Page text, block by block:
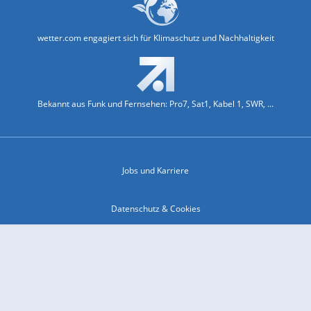
wetter.com engagiert sich für Klimaschutz und Nachhaltigkeit
Bekannt aus Funk und Fernsehen: Pro7, Sat1, Kabel 1, SWR, ...
Jobs und Karriere
Datenschutz & Cookies